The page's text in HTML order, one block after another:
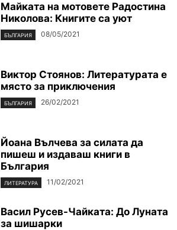
Майката на мотовете Радостина
Николова: Книгите са уют
БЪЛГАРИЯ 08/05/2021
Виктор Стоянов: Литературата е
място за приключения
БЪЛГАРИЯ 26/02/2021
Йоана Вълчева за силата да
пишеш и издаваш книги в
България
ЛИТЕРАТУРА 11/02/2021
Васил Русев-Чайката: До Луната
за шишарки